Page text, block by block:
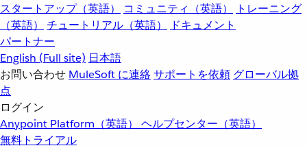
スタートアップ（英語）
コミュニティ（英語）
トレーニング
（英語）
チュートリアル（英語）
ドキュメント
パートナー
English (Full site) 日本語
お問い合わせ MuleSoft に連絡サポートを依頼 グローバル拠
点
ログイン
Anypoint Platform（英語） ヘルプセンター（英語）
無料トライアル